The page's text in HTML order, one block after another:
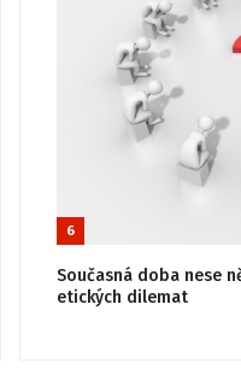
6
Současná doba nese
etických dilemat